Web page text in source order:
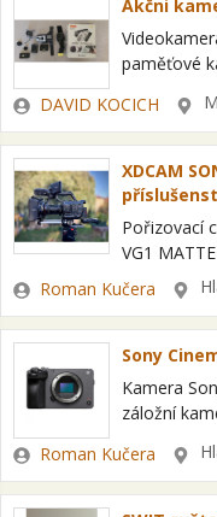
Akčni
paměťové
vyznačují
Zadavatel
DAVID KOCICH
XDCAM
Pořizovací
VG1
HED-
Zadavatel
Roman Kučera
Sony
Kamera
záložní
Zadavatel
Roman Kučera